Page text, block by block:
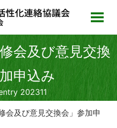
会及び意見交換
申込み
202311
会及び意見交換会」参加申